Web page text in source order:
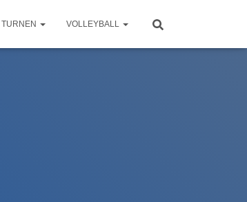
TURNEN VOLLEYBALL